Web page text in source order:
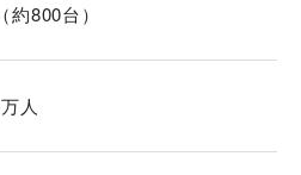
約800台）
人